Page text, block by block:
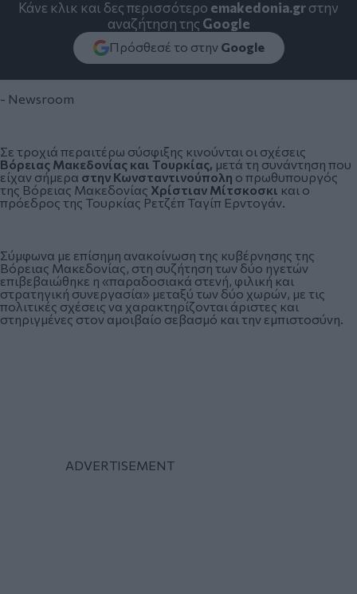
Κάνε κλικ και δες περισσότερο emakedonia.grστην
αναζήτηση της Google
Πρόσθεσέ το στην Google
- Newsroom
Σε τροχιά περαιτέρω σύσφιξης κινούνται οι σχέσεις
Βόρειας Μακεδονίας και Τουρκίας, μετά τη συνάντηση που
είχαν σήμερα στην Κωνσταντινούπολη ο πρωθυπουργός
της Βόρειας Μακεδονίας Χρίστιαν Μίτσκοσκι και ο
πρόεδρος της Τουρκίας Ρετζέπ Ταγίπ Ερντογάν.
Σύμφωνα με επίσημη ανακοίνωση της κυβέρνησης της
Βόρειας Μακεδονίας, στη συζήτηση των δύο ηγετών
επιβεβαιώθηκε η «παραδοσιακά στενή, φιλική και
στρατηγική συνεργασία» μεταξύ των δύο χωρών, με τις
πολιτικές σχέσεις να χαρακτηρίζονται άριστες και
στηριγμένες στον αμοιβαίο σεβασμό και την εμπιστοσύνη.